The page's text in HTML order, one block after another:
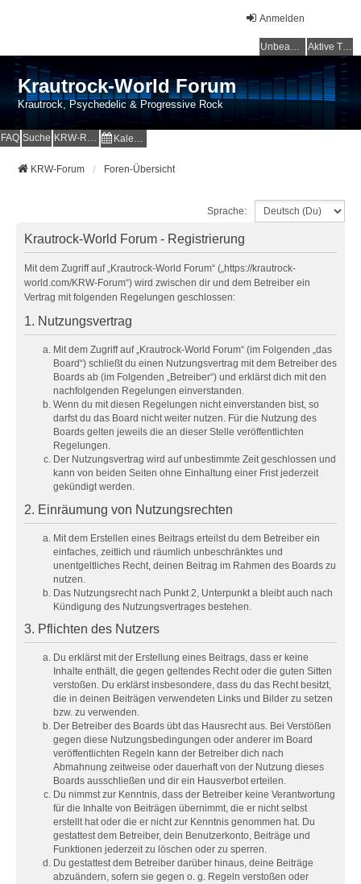
Anmelden
Unbeantwortete Themen Aktive Themen
Krautrock-World Forum
Krautrock, Psychedelic & Progressive Rock
FAQ Suche KRW-Radio Kalender
KRW-Forum Foren-Übersicht
Sprache:
Krautrock-World Forum - Registrierung
Mit dem Zugriff auf „Krautrock-World Forum“ („https://krautrock-
world.com/KRW-Forum“) wird zwischen dir und dem Betreiber ein
Vertrag mit folgenden Regelungen geschlossen:
1. Nutzungsvertrag
Mit dem Zugriff auf „Krautrock-World Forum“ (im Folgenden „das
Board“) schließt du einen Nutzungsvertrag mit dem Betreiber des
Boards ab (im Folgenden „Betreiber“) und erklärst dich mit den
nachfolgenden Regelungen einverstanden.
Wenn du mit diesen Regelungen nicht einverstanden bist, so
darfst du das Board nicht weiter nutzen. Für die Nutzung des
Boards gelten jeweils die an dieser Stelle veröffentlichten
Regelungen.
Der Nutzungsvertrag wird auf unbestimmte Zeit geschlossen und
kann von beiden Seiten ohne Einhaltung einer Frist jederzeit
gekündigt werden.
2. Einräumung von Nutzungsrechten
Mit dem Erstellen eines Beitrags erteilst du dem Betreiber ein
einfaches, zeitlich und räumlich unbeschränktes und
unentgeltliches Recht, deinen Beitrag im Rahmen des Boards zu
nutzen.
Das Nutzungsrecht nach Punkt 2, Unterpunkt a bleibt auch nach
Kündigung des Nutzungsvertrages bestehen.
3. Pflichten des Nutzers
Du erklärst mit der Erstellung eines Beitrags, dass er keine
Inhalte enthält, die gegen geltendes Recht oder die guten Sitten
verstoßen. Du erklärst insbesondere, dass du das Recht besitzt,
die in deinen Beiträgen verwendeten Links und Bilder zu setzen
bzw. zu verwenden.
Der Betreiber des Boards übt das Hausrecht aus. Bei Verstößen
gegen diese Nutzungsbedingungen oder anderer im Board
veröffentlichten Regeln kann der Betreiber dich nach
Abmahnung zeitweise oder dauerhaft von der Nutzung dieses
Boards ausschließen und dir ein Hausverbot erteilen.
Du nimmst zur Kenntnis, dass der Betreiber keine Verantwortung
für die Inhalte von Beiträgen übernimmt, die er nicht selbst
erstellt hat oder die er nicht zur Kenntnis genommen hat. Du
gestattest dem Betreiber, dein Benutzerkonto, Beiträge und
Funktionen jederzeit zu löschen oder zu sperren.
Du gestattest dem Betreiber darüber hinaus, deine Beiträge
abzuändern, sofern sie gegen o. g. Regeln verstoßen oder